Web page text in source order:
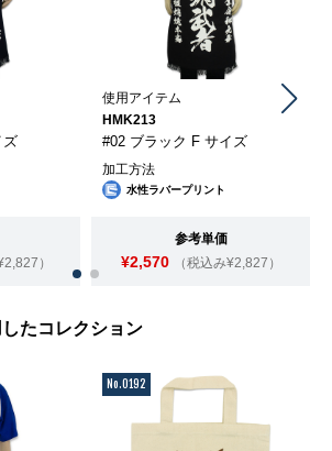
ズ
）
使用アイテム
HMK213
#02 ブラック F サイズ
加工方法
水性ラバープリント
参考単価
¥2,570 （税込み¥2,827）
たコレクション
No.0192